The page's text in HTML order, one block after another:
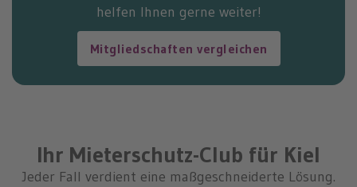
helfen Ihnen gerne weiter!
Mitgliedschaften vergleichen
Ihr Mieterschutz-Club für Kiel
Jeder Fall verdient eine maßgeschneiderte Lösung.